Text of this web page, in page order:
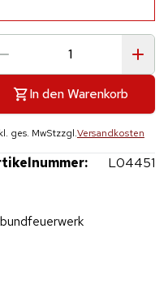
In den Warenkorb
ges. MwStzzgl.Versandkosten
L04451